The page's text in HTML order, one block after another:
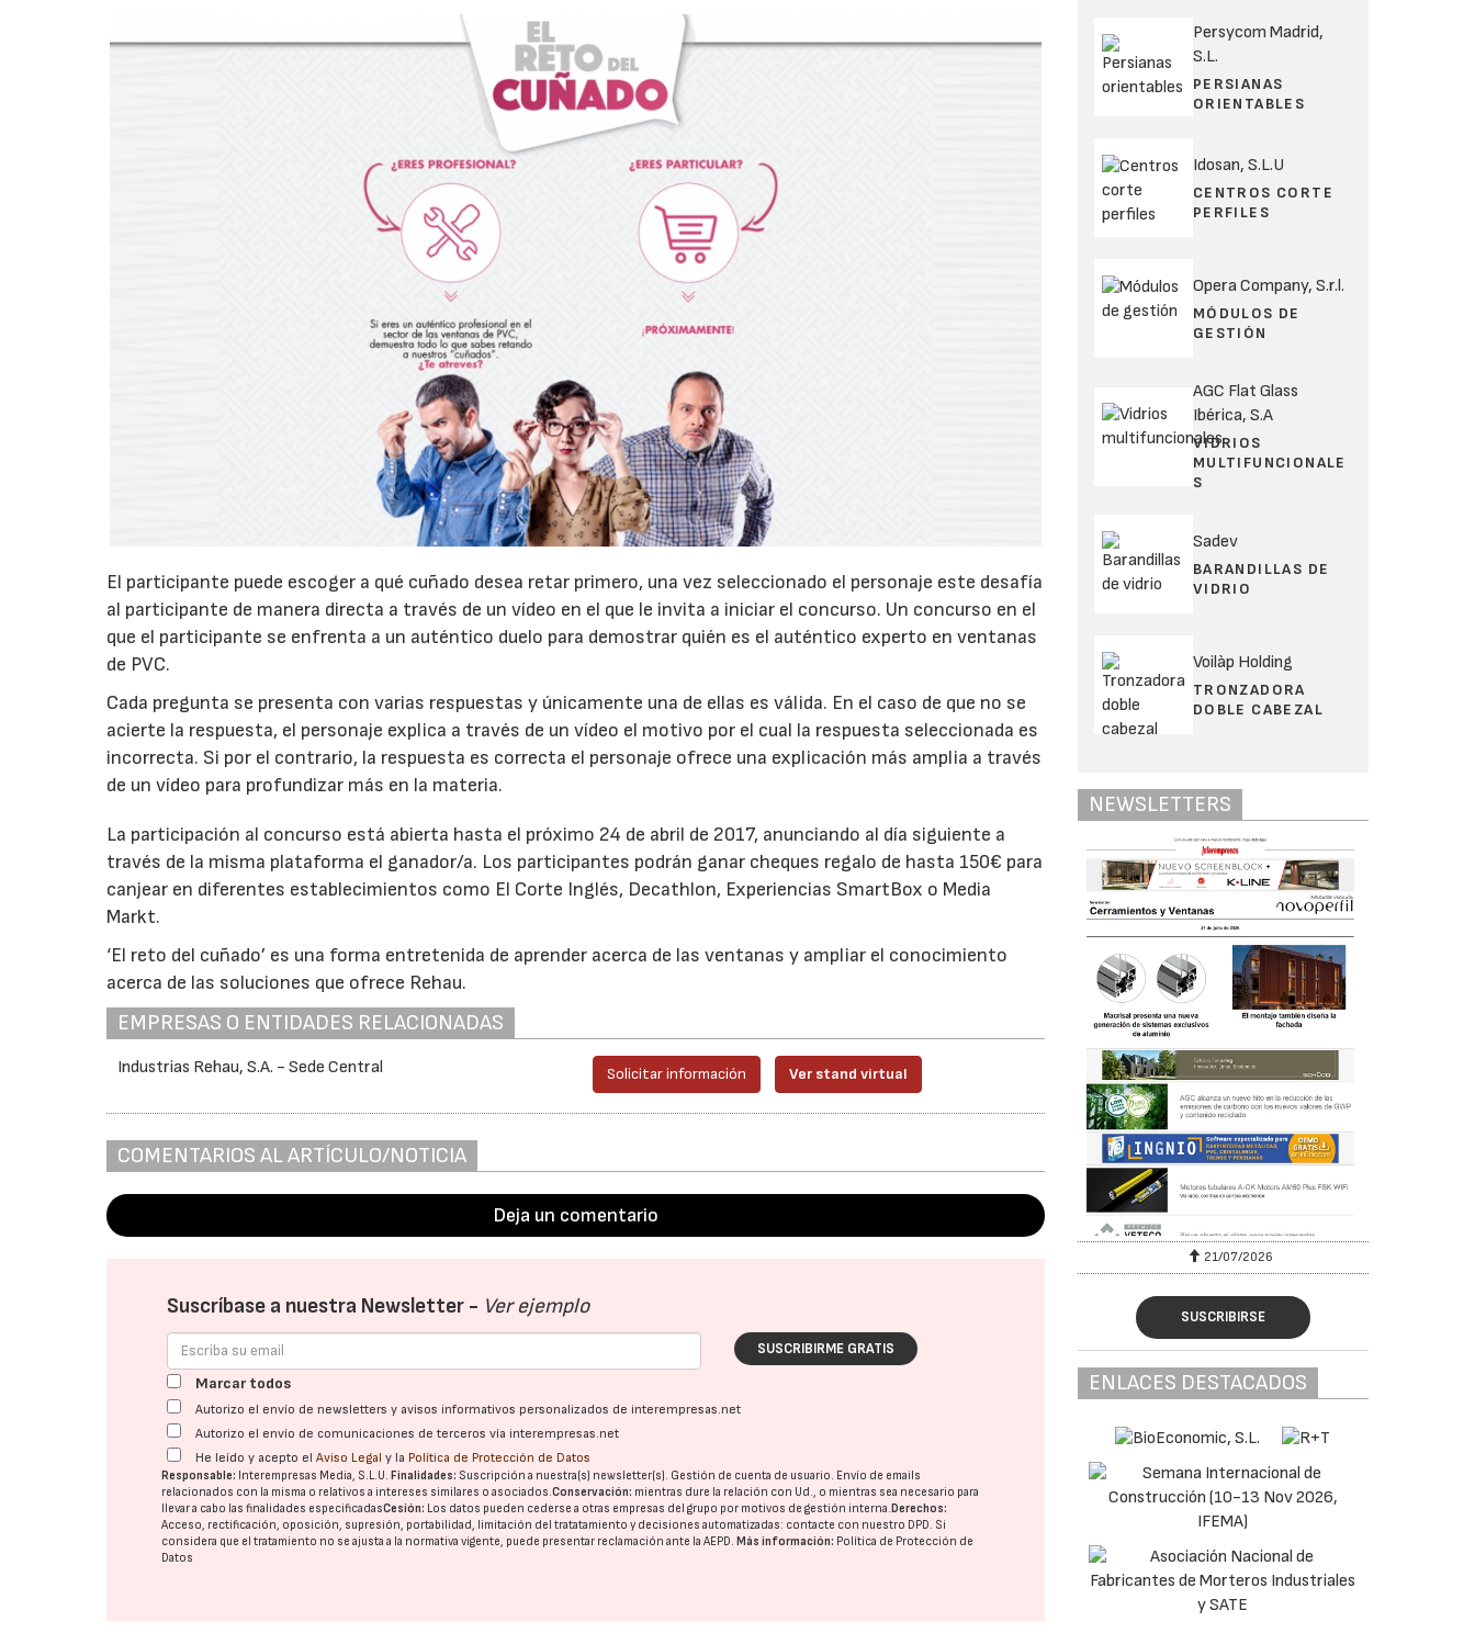
El participante puede escoger a qué cuñado desea retar primero, una vez seleccionado el personaje este desafía
al participante de manera directa a través de un vídeo en el que le invita a iniciar el concurso. Un concurso en el
que el participante se enfrenta a un auténtico duelo para demostrar quién es el auténtico experto en ventanas
de PVC.
Cada pregunta se presenta con varias respuestas y únicamente una de ellas es válida. En el caso de que no se
acierte la respuesta, el personaje explica a través de un vídeo el motivo por el cual la respuesta seleccionada es
incorrecta. Si por el contrario, la respuesta es correcta el personaje ofrece una explicación más amplia a través
de un vídeo para profundizar más en la materia.
La participación al concurso está abierta hasta el próximo 24 de abril de 2017, anunciando al día siguiente a
través de la misma plataforma el ganador/a. Los participantes podrán ganar cheques regalo de hasta 150€ para
canjear en diferentes establecimientos como El Corte Inglés, Decathlon, Experiencias SmartBox o Media
Markt.
‘El reto del cuñado’ es una forma entretenida de aprender acerca de las ventanas y ampliar el conocimiento
acerca de las soluciones que ofrece Rehau.
EMPRESAS O ENTIDADES RELACIONADAS
Industrias Rehau, S.A. - Sede Central Solicitar información Ver stand virtual
COMENTARIOS AL ARTÍCULO/NOTICIA
Deja un comentario
Suscríbase a nuestra Newsletter - Ver ejemplo
SUSCRIBIRME GRATIS
Marcar todos
Autorizo el envío de newsletters y avisos informativos personalizados de interempresas.net
Autorizo el envío de comunicaciones de terceros vía interempresas.net
He leído y acepto elAviso Legal y la Política de Protección de Datos
Responsable: Interempresas Media, S.L.U.Finalidades: Suscripción a nuestra(s) newsletter(s). Gestión de cuenta de usuario. Envío de emails
relacionados con la misma o relativos a intereses similares o asociados.Conservación: mientras dure la relación con Ud., o mientras sea necesario para
llevar a cabo las finalidades especificadasCesión: Los datos pueden cederse a otras empresas del grupo por motivos de gestión interna.Derechos:
Acceso, rectificación, oposición, supresión, portabilidad, limitación del tratatamiento y decisiones automatizadas: contacte con nuestro DPD. Si
considera que el tratamiento no se ajusta a la normativa vigente, puede presentar reclamación ante laAEPD.Más información: Política de Protección de
Datos
Persycom Madrid,
S.L.
PERSIANAS
ORIENTABLES
Idosan, S.L.U
CENTROS CORTE
PERFILES
Opera Company, S.r.l.
MÓDULOS DE
GESTIÓN
AGC Flat Glass
Ibérica, S.A
VIDRIOS
MULTIFUNCIONALE
S
Sadev
BARANDILLAS DE
VIDRIO
Voilàp Holding
TRONZADORA
DOBLE CABEZAL
NEWSLETTERS
21/07/2026
SUSCRIBIRSE
ENLACES DESTACADOS